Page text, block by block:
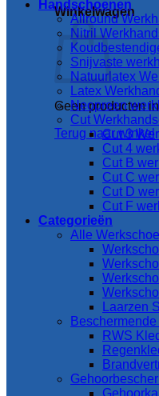
Winkelwagen
Geen producten
Terug naar winkel
Handschoenen
Allround
Nitril
Snijvaste
Natuurlatex
Latex
Neopreen
Cut
Cut 3
Cut 4
Cut B
Cut C
Cut D
Cut F
Categorieën
Alle
Laarzen
RWS